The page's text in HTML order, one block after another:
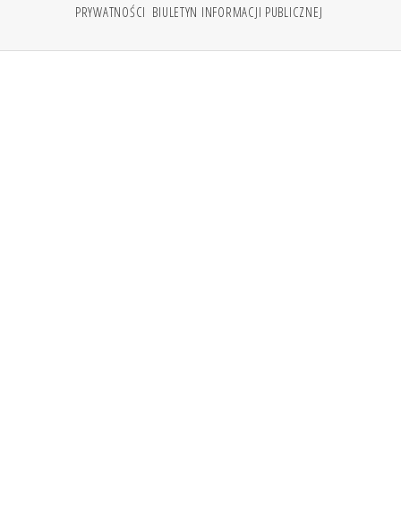
PRYWATNOŚCI BIULETYN INFORMACJI PUBLICZNEJ